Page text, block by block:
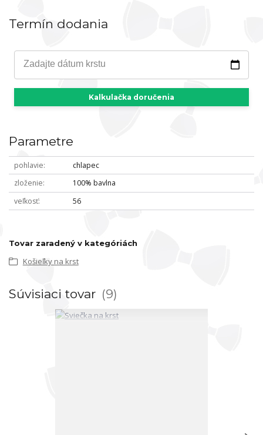
Termín dodania
Zadajte dátum krstu
Kalkulačka doručenia
Parametre
pohlavie
chlapec
zloženie
100% bavlna
veľkosť
56
Tovar zaradený v kategóriách
Košieľky na krst
Súvisiaci tovar 9